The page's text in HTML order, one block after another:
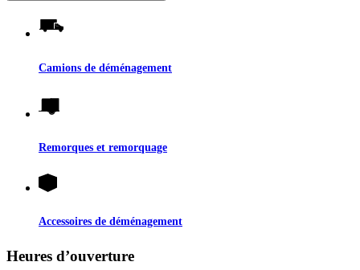
Camions de déménagement
Remorques et remorquage
Accessoires de déménagement
Heures d’ouverture